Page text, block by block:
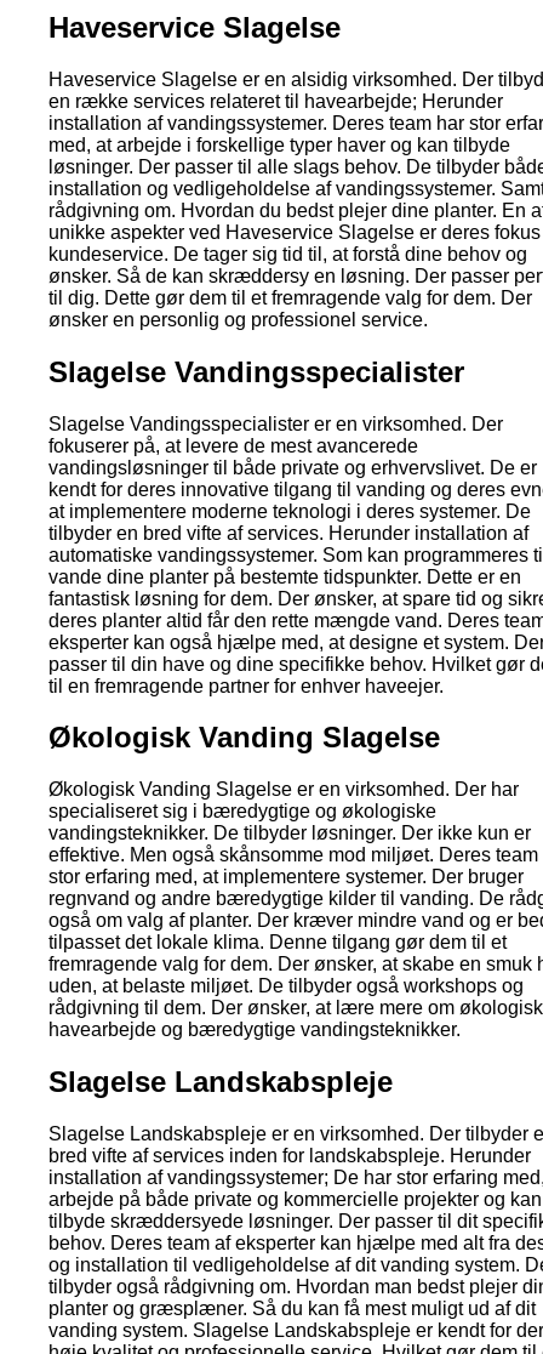
Haveservice Slagelse
Haveservice Slagelse er en alsidig virksomhed. Der
en række services relateret til havearbejde; Herunder
installation af vandingssystemer. Deres team har stor
med, at arbejde i forskellige typer haver og kan tilbyde
løsninger. Der passer til alle slags behov. De tilbyder
installation og vedligeholdelse af vandingssystemer.
rådgivning om. Hvordan du bedst plejer dine planter. En
unikke aspekter ved Haveservice Slagelse er deres
kundeservice. De tager sig tid til, at forstå dine behov og
ønsker. Så de kan skræddersy en løsning. Der passer
til dig. Dette gør dem til et fremragende valg for dem. Der
ønsker en personlig og professionel service.
Slagelse Vandingsspecialister
Slagelse Vandingsspecialister er en virksomhed. Der
fokuserer på, at levere de mest avancerede
vandingsløsninger til både private og erhvervslivet. De er
kendt for deres innovative tilgang til vanding og deres
at implementere moderne teknologi i deres systemer. De
tilbyder en bred vifte af services. Herunder installation af
automatiske vandingssystemer. Som kan programmeres
vande dine planter på bestemte tidspunkter. Dette er en
fantastisk løsning for dem. Der ønsker, at spare tid og
deres planter altid får den rette mængde vand. Deres
eksperter kan også hjælpe med, at designe et system.
passer til din have og dine specifikke behov. Hvilket gør
til en fremragende partner for enhver haveejer.
Økologisk Vanding Slagelse
Økologisk Vanding Slagelse er en virksomhed. Der har
specialiseret sig i bæredygtige og økologiske
vandingsteknikker. De tilbyder løsninger. Der ikke kun er
effektive. Men også skånsomme mod miljøet. Deres team
stor erfaring med, at implementere systemer. Der bruger
regnvand og andre bæredygtige kilder til vanding. De
også om valg af planter. Der kræver mindre vand og er
tilpasset det lokale klima. Denne tilgang gør dem til et
fremragende valg for dem. Der ønsker, at skabe en smuk
uden, at belaste miljøet. De tilbyder også workshops og
rådgivning til dem. Der ønsker, at lære mere om økologisk
havearbejde og bæredygtige vandingsteknikker.
Slagelse Landskabspleje
Slagelse Landskabspleje er en virksomhed. Der tilbyder
bred vifte af services inden for landskabspleje. Herunder
installation af vandingssystemer; De har stor erfaring
arbejde på både private og kommercielle projekter og kan
tilbyde skræddersyede løsninger. Der passer til dit
behov. Deres team af eksperter kan hjælpe med alt fra
og installation til vedligeholdelse af dit vanding system.
tilbyder også rådgivning om. Hvordan man bedst plejer
planter og græsplæner. Så du kan få mest muligt ud af dit
vanding system. Slagelse Landskabspleje er kendt for